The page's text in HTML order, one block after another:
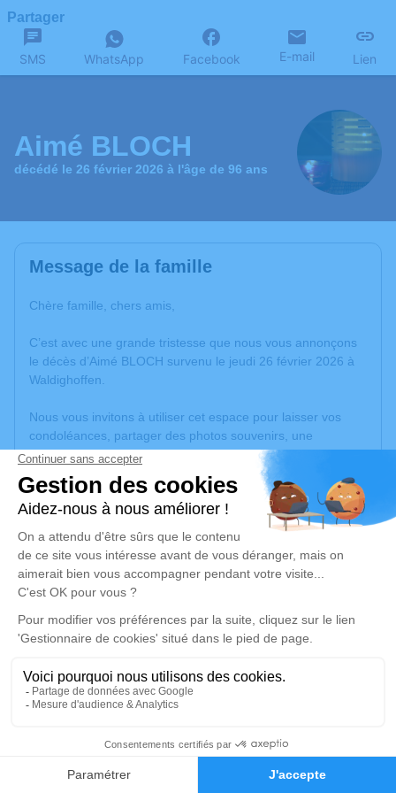
Faire-part Hommages
Partager
SMS WhatsApp Facebook E-mail Lien
Aimé BLOCH
décédé le 26 février 2026 à l'âge de 96 ans
Message de la famille
Chère famille, chers amis,
C’est avec une grande tristesse que nous vous annonçons
le décès d’Aimé BLOCH survenu le jeudi 26 février 2026 à
Waldighoffen.
Nous vous invitons à utiliser cet espace pour laisser vos
condoléances, partager des photos souvenirs, une
anecdote ou exprimer vos pensées à travers des poèmes
ou des textes. Cet endroit est un lieu d'expression dédié à
honorer la mémoire d’Aimé BLOCH.
Un service de plantation d’arbre hommage estdisponible
mercredi 04 mars 2026 à 14h30
Église Saint Martin d'Oltingue
20 place St Martin